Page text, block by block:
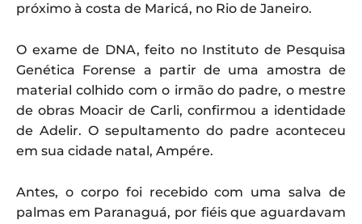
próximo à costa de Maricá, no Rio de Janeiro.
O exame de DNA, feito no Instituto de Pesquisa
Genética Forense a partir de uma amostra de
material colhido com o irmão do padre, o mestre
de obras Moacir de Carli, confirmou a identidade
de Adelir. O sepultamento do padre aconteceu
em sua cidade natal, Ampére.
Antes, o corpo foi recebido com uma salva de
palmas em Paranaguá, por fiéis que aguardavam